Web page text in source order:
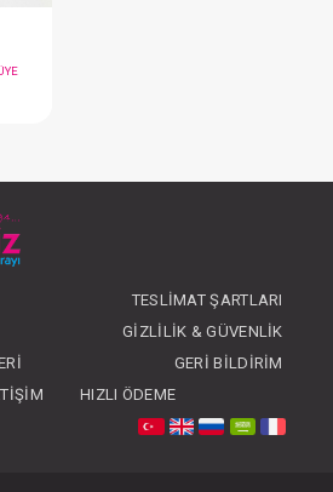
İkili
TESLIMAT ŞARTLARI
GIZLILIK & GÜVENLIK
GERI BILDIRIM
HIZLI ÖDEME